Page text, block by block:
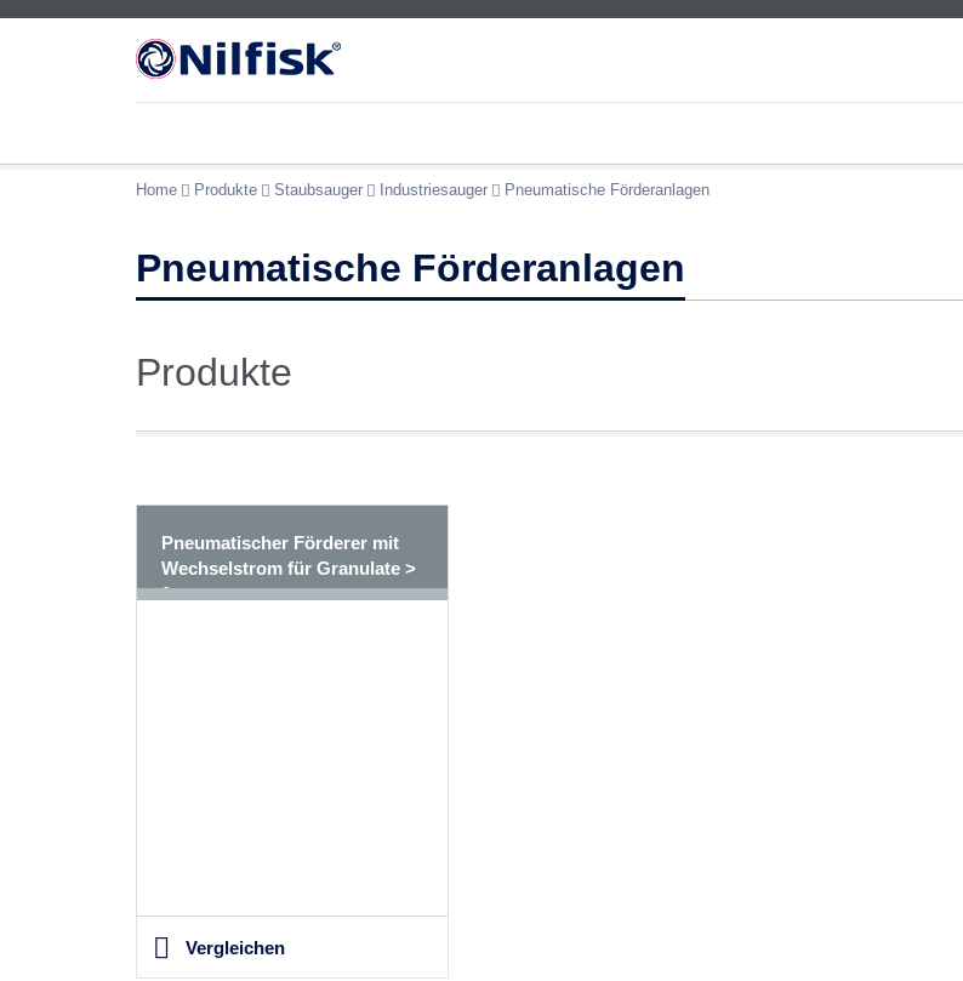
Home Produkte Staubsauger Industriesauger Pneumatische Förderanlagen
Pneumatische Förderanlagen
Produkte
Pneumatischer Förderer mit
Wechselstrom für Granulate >
1mm
Vergleichen